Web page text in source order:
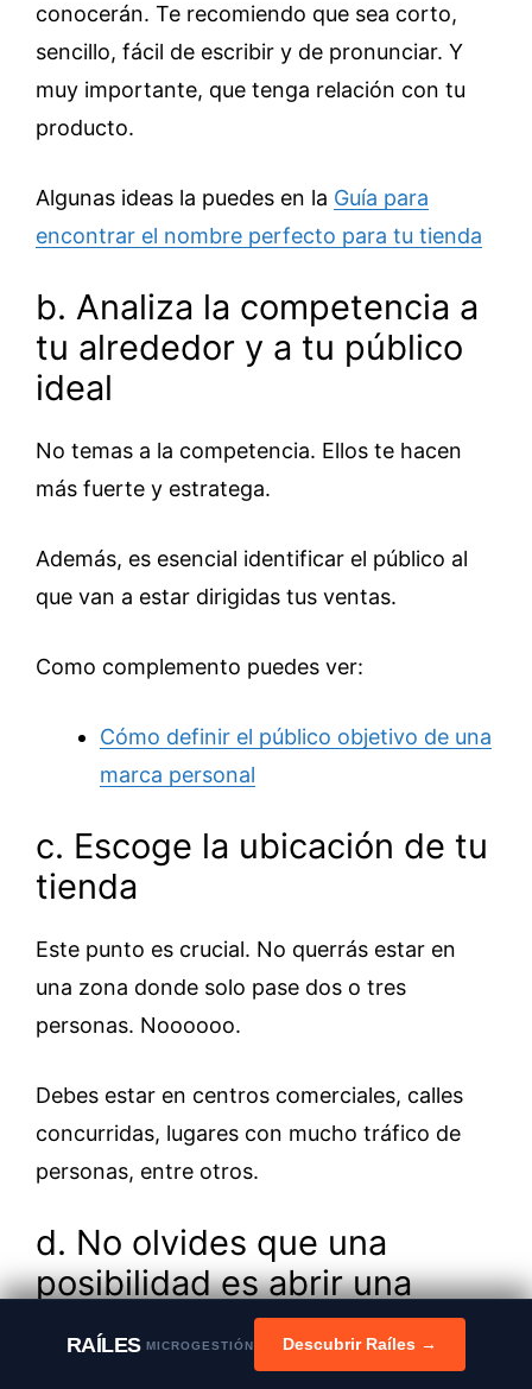
conocerán. Te recomiendo que sea corto,
sencillo, fácil de escribir y de pronunciar. Y
muy importante, que tenga relación con tu
producto.
Algunas ideas la puedes en la Guía para
encontrar el nombre perfecto para tu tienda
b. Analiza la competencia a
tu alrededor y a tu público
ideal
No temas a la competencia. Ellos te hacen
más fuerte y estratega.
Además, es esencial identificar el público al
que van a estar dirigidas tus ventas.
Como complemento puedes ver:
Cómo definir el público objetivo de una
marca personal
c. Escoge la ubicación de tu
tienda
Este punto es crucial. No querrás estar en
una zona donde solo pase dos o tres
personas. Noooooo.
Debes estar en centros comerciales, calles
concurridas, lugares con mucho tráfico de
personas, entre otros.
d. No olvides que una
posibilidad es abrir una
tienda en línea
RAÍLESMICROGESTIÓN Descubrir Raíles →